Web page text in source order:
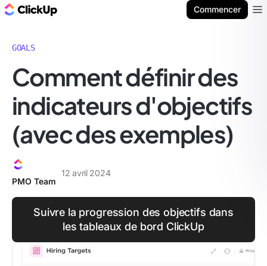
Commencer
GOALS
Comment définir des
indicateurs d'objectifs
(avec des exemples)
PMO Team
12 avril 2024
Suivre la progression des objectifs dans
les tableaux de bord ClickUp